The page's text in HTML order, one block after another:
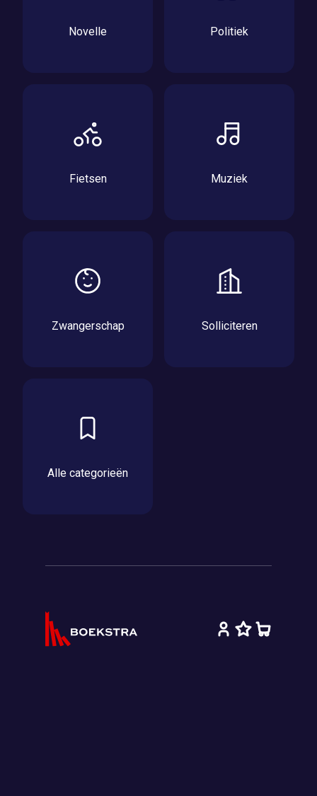
Novelle Politiek
Fietsen Muziek
Zwangerschap Solliciteren
Alle categorieën